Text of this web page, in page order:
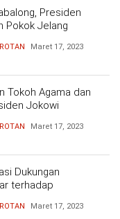
Presiden
Pokok Jelang
Maret 17, 2023
Tokoh Agama dan
Jokowi
Maret 17, 2023
Dukungan
terhadap
Maret 17, 2023